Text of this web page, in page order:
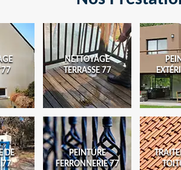
77
NETTOYAGE
TERRASSE 77
DE
77
PEINTURE
FERRONNERIE 77